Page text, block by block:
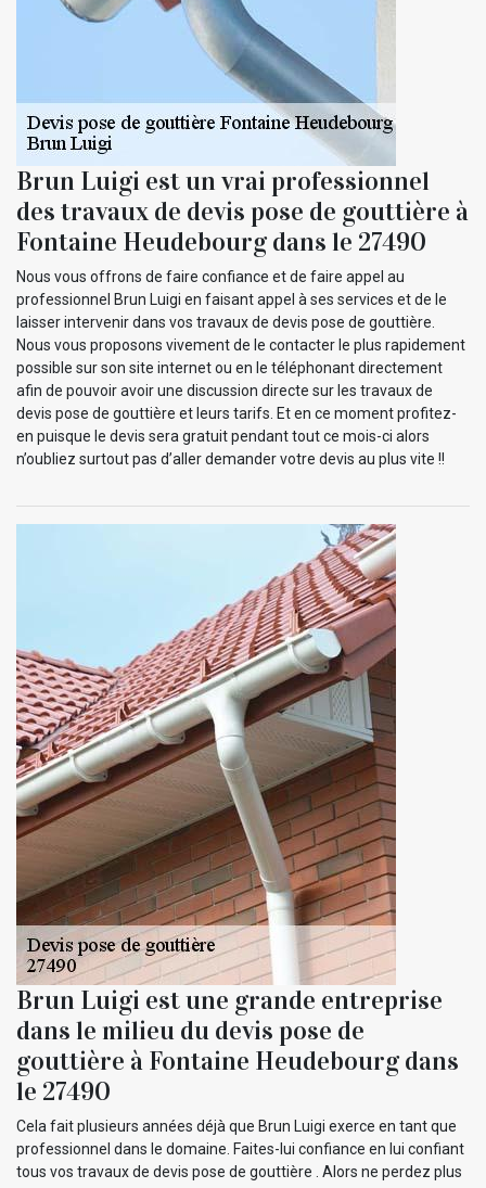
Brun Luigi est un vrai professionnel
des travaux de devis pose de gouttière à
Fontaine Heudebourg dans le 27490
Nous vous offrons de faire confiance et de faire appel au
professionnel Brun Luigi en faisant appel à ses services et de le
laisser intervenir dans vos travaux de devis pose de gouttière.
Nous vous proposons vivement de le contacter le plus rapidement
possible sur son site internet ou en le téléphonant directement
afin de pouvoir avoir une discussion directe sur les travaux de
devis pose de gouttière et leurs tarifs. Et en ce moment profitez-
en puisque le devis sera gratuit pendant tout ce mois-ci alors
n’oubliez surtout pas d’aller demander votre devis au plus vite !!
Brun Luigi est une grande entreprise
dans le milieu du devis pose de
gouttière à Fontaine Heudebourg dans
le 27490
Cela fait plusieurs années déjà que Brun Luigi exerce en tant que
professionnel dans le domaine. Faites-lui confiance en lui confiant
tous vos travaux de devis pose de gouttière . Alors ne perdez plus